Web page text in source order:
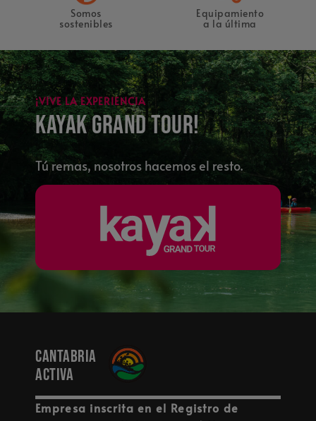
Somos
sostenibles
Equipamiento
a la última
¡VIVE LA EXPERIENCIA
Kayak Grand Tour!
Tú remas, nosotros hacemos el resto.
Cantabria
activa
Empresa inscrita en el Registro de